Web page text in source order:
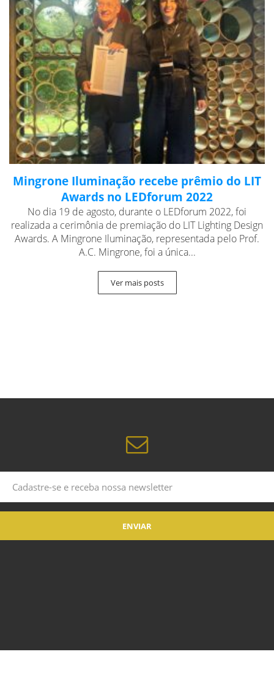
Mingrone Iluminação recebe prêmio do LIT
Awards no LEDforum 2022
No dia 19 de agosto, durante o LEDforum 2022, foi
realizada a cerimônia de premiação do LIT Lighting Design
Awards. A Mingrone Iluminação, representada pelo Prof.
A.C. Mingrone, foi a única...
Ver mais posts